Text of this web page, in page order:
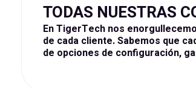
TODAS NUESTRAS
En TigerTech nos
de cada cliente. Sabemos que
de opciones de configuración,